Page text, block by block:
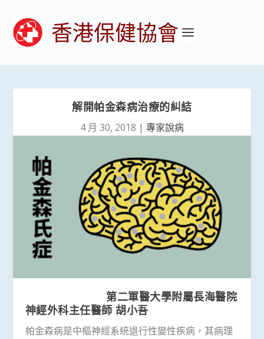
香港保健協會
解開帕金森病治療的糾結
4 月 30, 2018 | 專家說病
第二軍醫大學附屬長海醫院
神經外科主任醫師 胡小吾
帕金森病是中樞神經系統退行性變性疾病，其病理